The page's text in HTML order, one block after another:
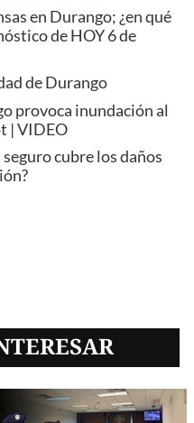
en Durango; ¿en qué
de HOY 6 de
de Durango
provoca inundación al
| VIDEO
cubre los daños